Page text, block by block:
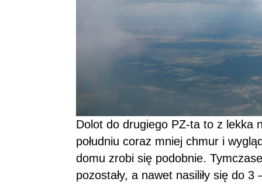
Dolot do drugiego PZ-ta to z lekka
południu coraz mniej chmur i
domu zrobi się podobnie.
pozostały, a nawet nasiliły się do